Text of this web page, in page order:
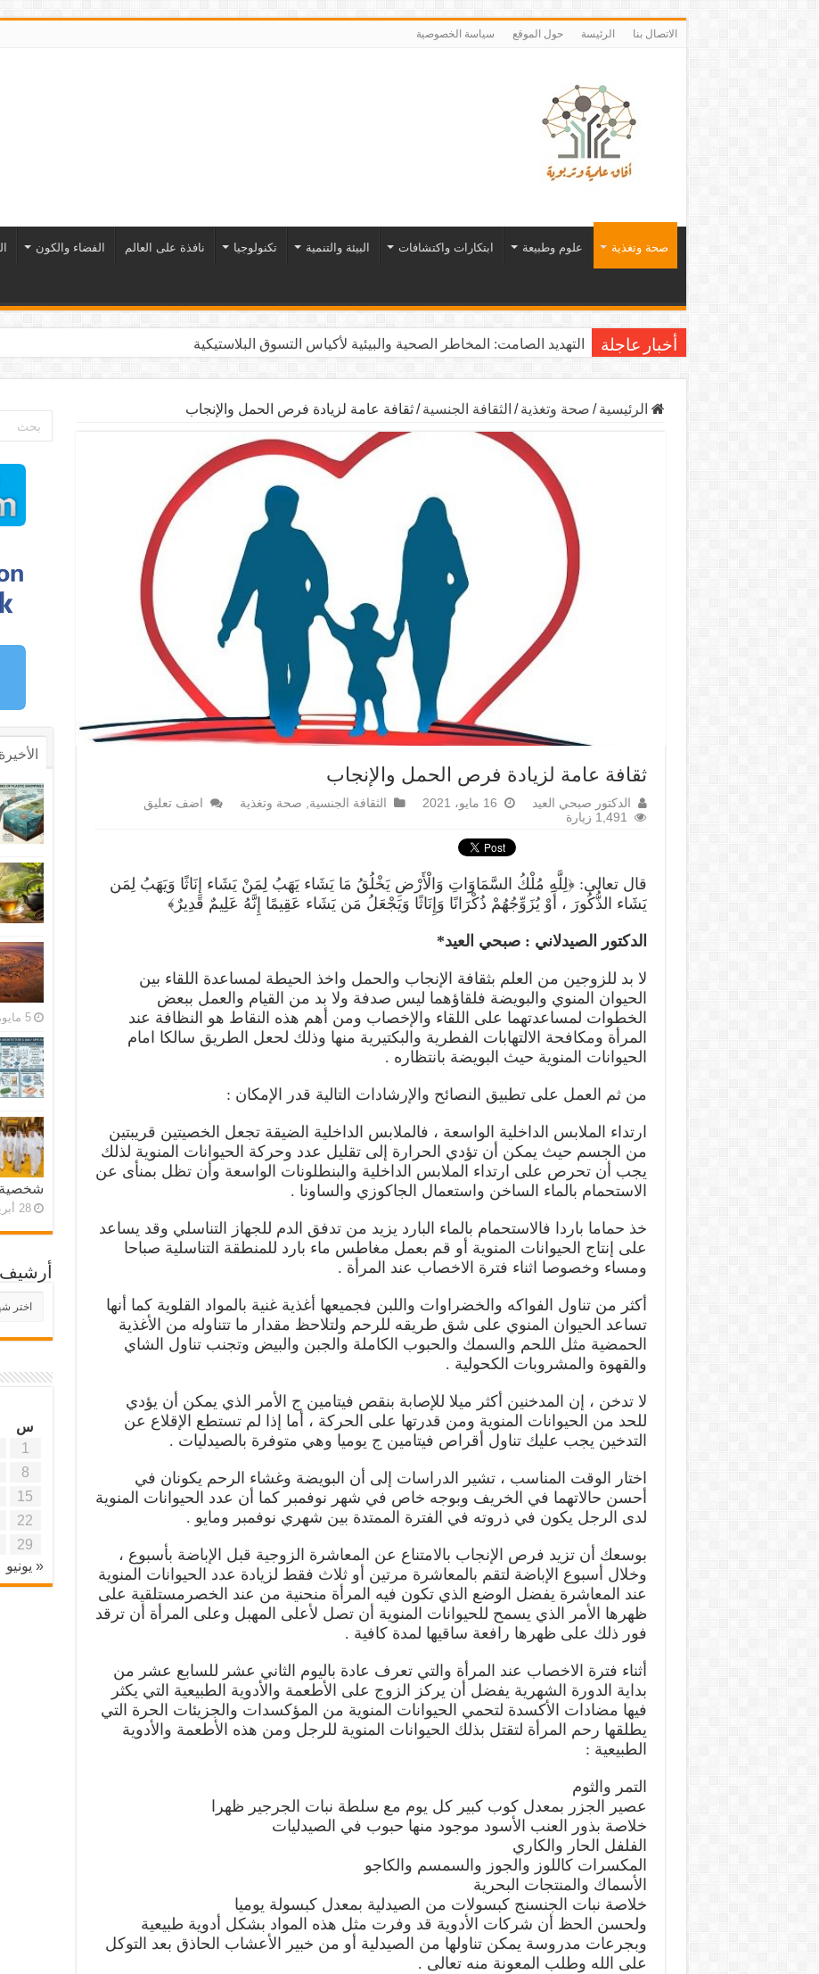
الاتصال بنا الرئيسة حول الموقع سياسة الخصوصية
صحة وتغذية علوم وطبيعة ابتكارات واكتشافات البيئة والتنمية تكنولوجيا نافذة على العالم الفضاء والكون
أخبار عاجلة التهديد الصامت: المخاطر الصحية والبيئية لأكياس التسوق البلاستيكية
الرئيسية / صحة وتغذية / الثقافة الجنسية / ثقافة عامة لزيادة فرص الحمل والإنجاب
ثقافة عامة لزيادة فرص الحمل والإنجاب
الدكتور صبحي العيد 16 مايو، 2021 الثقافة الجنسية, صحة وتغذية
اضف تعليق
1,491 زيارة
قال تعالى: ﴿لِلَّهِ مُلْكُ السَّمَاوَاتِ وَالْأَرْضِ يَخْلُقُ مَا يَشَاء يَهَبُ لِمَنْ يَشَاء إِنَاثًا وَيَهَبُ لِمَن
يَشَاء الذُّكُورَ ، أَوْ يُزَوِّجُهُمْ ذُكْرَانًا وَإِنَاثًا وَيَجْعَلُ مَن يَشَاء عَقِيمًا إِنَّهُ عَلِيمٌ قَدِيرٌ﴾
الدكتور الصيدلاني : صبحي العيد*
لا بد للزوجين من العلم بثقافة الإنجاب والحمل واخذ الحيطة لمساعدة اللقاء بين
الحيوان المنوي والبويضة فلقاؤهما ليس صدفة ولا بد من القيام والعمل ببعض
الخطوات لمساعدتهما على اللقاء والإخصاب ومن أهم هذه النقاط هو النظافة عند
المرأة ومكافحة الالتهابات الفطرية والبكتيرية منها وذلك لحعل الطريق سالكا امام
الحيوانات المنوية حيث البويضة بانتظاره .
من ثم العمل على تطبيق النصائح والإرشادات التالية قدر الإمكان :
ارتداء الملابس الداخلية الواسعة ، فالملابس الداخلية الضيقة تجعل الخصيتين قريبتين
من الجسم حيث يمكن أن تؤدي الحرارة إلى تقليل عدد وحركة الحيوانات المنوية لذلك
يجب أن تحرص على ارتداء الملابس الداخلية والبنطلونات الواسعة وأن تظل بمنأى عن
الاستحمام بالماء الساخن واستعمال الجاكوزي والساونا .
خذ حماما باردا فالاستحمام بالماء البارد يزيد من تدفق الدم للجهاز التناسلي وقد يساعد
على إنتاج الحيوانات المنوية أو قم بعمل مغاطس ماء بارد للمنطقة التناسلية صباحا
ومساء وخصوصا اثناء فترة الاخصاب عند المرأة .
أكثر من تناول الفواكه والخضراوات واللبن فجميعها أغذية غنية بالمواد القلوية كما أنها
تساعد الحيوان المنوي على شق طريقه للرحم ولتلاحظ مقدار ما تتناوله من الأغذية
الحمضية مثل اللحم والسمك والحبوب الكاملة والجبن والبيض وتجنب تناول الشاي
والقهوة والمشروبات الكحولية .
لا تدخن ، إن المدخنين أكثر ميلا للإصابة بنقص فيتامين ج الأمر الذي يمكن أن يؤدي
للحد من الحيوانات المنوية ومن قدرتها على الحركة ، أما إذا لم تستطع الإقلاع عن
التدخين يجب عليك تناول أقراص فيتامين ج يوميا وهي متوفرة بالصيدليات .
اختار الوقت المناسب ، تشير الدراسات إلى أن البويضة وغشاء الرحم يكونان في
أحسن حالاتهما في الخريف وبوجه خاص في شهر نوفمبر كما أن عدد الحيوانات المنوية
لدى الرجل يكون في ذروته في الفترة الممتدة بين شهري نوفمبر ومايو .
بوسعك أن تزيد فرص الإنجاب بالامتناع عن المعاشرة الزوجية قبل الإباضة بأسبوع ،
وخلال أسبوع الإباضة لتقم بالمعاشرة مرتين أو ثلاث فقط لزيادة عدد الحيوانات المنوية
عند المعاشرة يفضل الوضع الذي تكون فيه المرأة منحنية من عند الخصرمستلقية على
ظهرها الأمر الذي يسمح للحيوانات المنوية أن تصل لأعلى المهبل وعلى المرأة أن ترقد
فور ذلك على ظهرها رافعة ساقيها لمدة كافية .
أثناء فترة الاخصاب عند المرأة والتي تعرف عادة باليوم الثاني عشر للسابع عشر من
بداية الدورة الشهرية يفضل أن يركز الزوج على الأطعمة والأدوية الطبيعية التي يكثر
فيها مضادات الأكسدة لتحمي الحيوانات المنوية من المؤكسدات والجزيئات الحرة التي
يطلقها رحم المرأة لتقتل بذلك الحيوانات المنوية للرجل ومن هذه الأطعمة والأدوية
الطبيعية :
التمر والثوم
عصير الجزر بمعدل كوب كبير كل يوم مع سلطة نبات الجرجير ظهرا
خلاصة بذور العنب الأسود موجود منها حبوب في الصيدليات
الفلفل الحار والكاري
المكسرات كاللوز والجوز والسمسم والكاجو
الأسماك والمنتجات البحرية
خلاصة نبات الجنسنج كبسولات من الصيدلية بمعدل كبسولة يوميا
ولحسن الحظ أن شركات الأدوية قد وفرت مثل هذه المواد بشكل أدوية طبيعية
وبجرعات مدروسة يمكن تناولها من الصيدلية أو من خبير الأعشاب الحاذق بعد التوكل
على الله وطلب المعونة منه تعالى .
الأخيرة
5 مايو، 2026
شخصية
28 أبريل، 2026
أرشيف
أرشيف
موقع
س
1
8
15
22
29
« يونيو